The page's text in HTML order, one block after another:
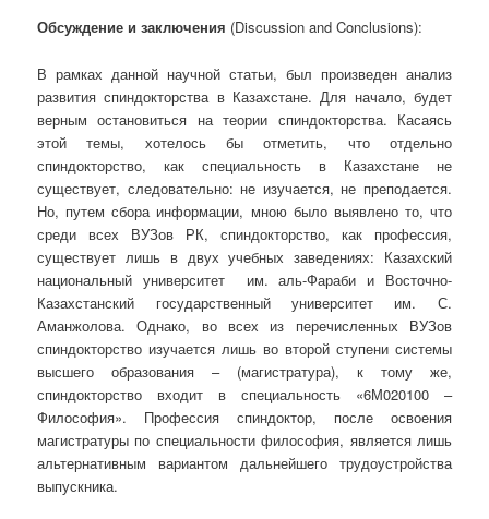
Обсуждение и заключения (Discussion and Conclusions):
В рамках данной научной статьи, был произведен анализ
развития спиндокторства в Казахстане. Для начало, будет
верным остановиться на теории спиндокторства. Касаясь
этой темы, хотелось бы отметить, что отдельно
спиндокторство, как специальность в Казахстане не
существует, следовательно: не изучается, не преподается.
Но, путем сбора информации, мною было выявлено то, что
среди всех ВУЗов РК, спиндокторство, как профессия,
существует лишь в двух учебных заведениях: Казахский
национальный университет им. аль-Фараби и Восточно-
Казахстанский государственный университет им. С.
Аманжолова. Однако, во всех из перечисленных ВУЗов
спиндокторство изучается лишь во второй ступени системы
высшего образования – (магистратура), к тому же,
спиндокторство входит в специальность «6М020100 –
Философия». Профессия спиндоктор, после освоения
магистратуры по специальности философия, является лишь
альтернативным вариантом дальнейшего трудоустройства
выпускника.